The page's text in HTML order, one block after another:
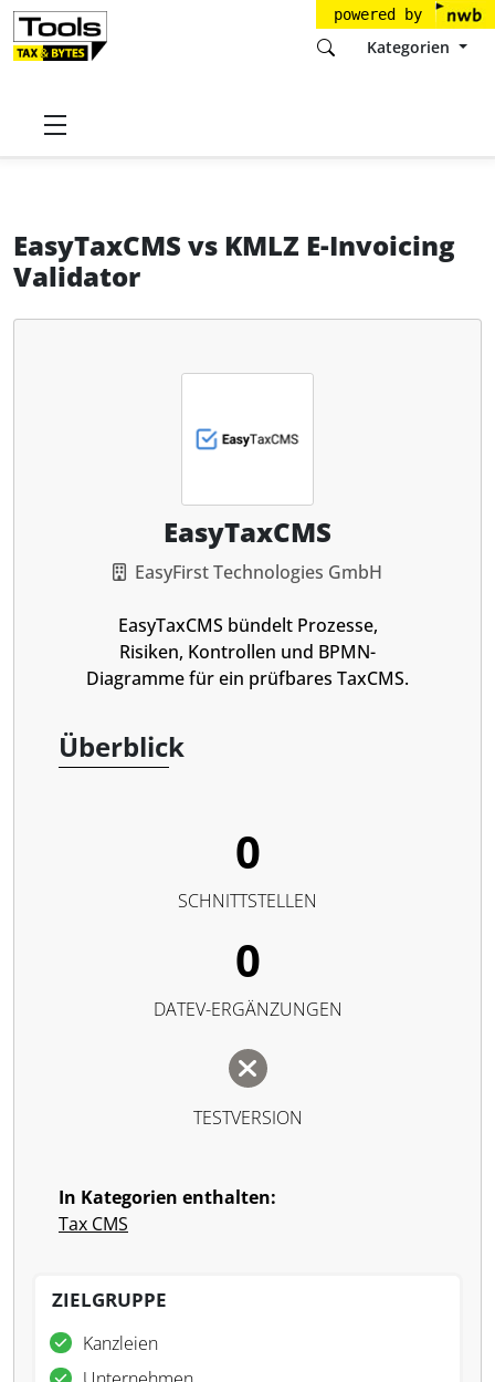
powered by
Kategorien
Startseite
EasyTaxCMS vs KMLZ E-Invoicing
Validator
EasyTaxCMS
EasyFirst Technologies GmbH
EasyTaxCMS bündelt Prozesse,
Risiken, Kontrollen und BPMN-
Diagramme für ein prüfbares TaxCMS.
Überblick
0
SCHNITTSTELLEN
0
DATEV-ERGÄNZUNGEN
TESTVERSION
In Kategorien enthalten:
Tax CMS
ZIELGRUPPE
Kanzleien